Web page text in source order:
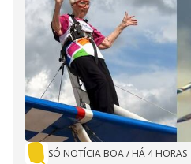
SÓ NOTÍCIA BOA/ HÁ 4 HORAS